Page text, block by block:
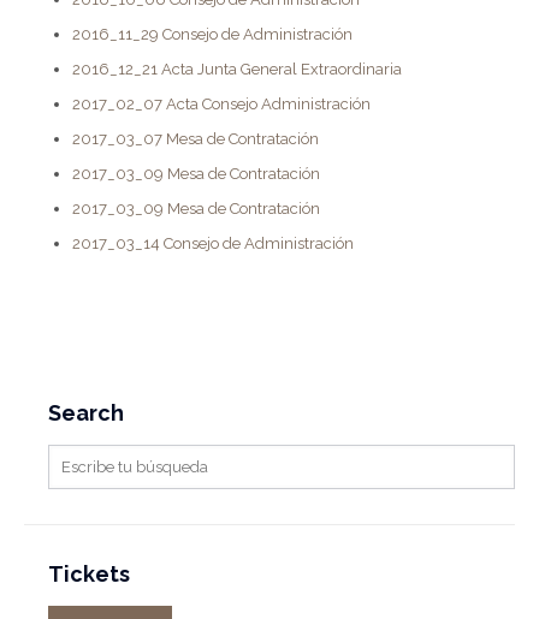
2016_11_29 Consejo de Administración
2016_12_21 Acta Junta General Extraordinaria
2017_02_07 Acta Consejo Administración
2017_03_07 Mesa de Contratación
2017_03_09 Mesa de Contratación
2017_03_09 Mesa de Contratación
2017_03_14 Consejo de Administración
Search
Tickets